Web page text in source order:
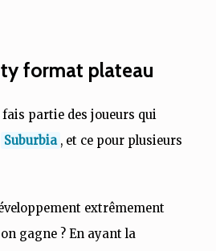
format plateau
fais partie des joueurs qui
Suburbia , et ce pour plusieurs
extrêmement
gagne ? En ayant la